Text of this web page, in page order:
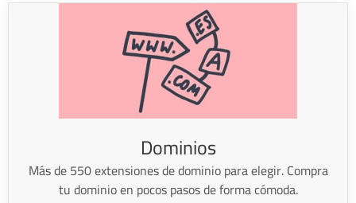
Dominios
Más de 550 extensiones de dominio para elegir. Compra
tu dominio en pocos pasos de forma cómoda.